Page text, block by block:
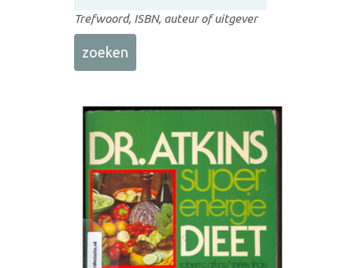
Trefwoord, ISBN, auteur of uitgever